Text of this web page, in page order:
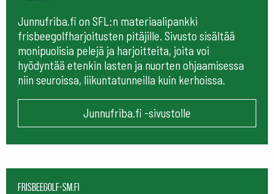
Junnufriba.fi on SFL:n materiaalipankki
frisbeegolfharjoitusten pitäjille. Sivusto sisältää
monipuolisia pelejä ja harjoitteita, joita voi
hyödyntää etenkin lasten ja nuorten ohjaamisessa
niin seuroissa, liikuntatunneilla kuin kerhoissa.
Junnufriba.fi -sivustolle
frisbeegolf-sm.fi